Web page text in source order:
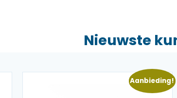
Nieuwste
Aanbieding!